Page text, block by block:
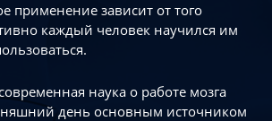
применение зависит от того
каждый человек научился им
наука о работе мозга
день основным источником